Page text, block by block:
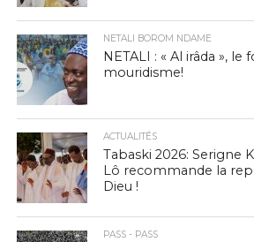
NETALI BOROM NDAME
NETALI : « Al irâda »,
mouridisme!
ACTUALITÉS
Tabaski 2026: Serigne
Lô recommande la
Dieu !
PASS - PASS